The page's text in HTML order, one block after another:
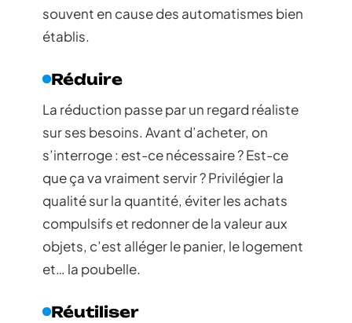
souvent en cause des automatismes bien
établis.
Réduire
La réduction passe par un regard réaliste
sur ses besoins. Avant d’acheter, on
s’interroge : est-ce nécessaire ? Est-ce
que ça va vraiment servir ? Privilégier la
qualité sur la quantité, éviter les achats
compulsifs et redonner de la valeur aux
objets, c’est alléger le panier, le logement
et… la poubelle.
Réutiliser